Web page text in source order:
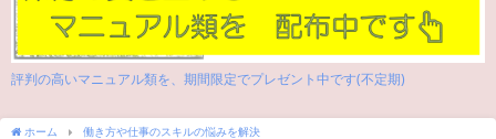
評判の高いマニュアル類を、期間限定でプレゼント中です(不定期)
ホーム 働き方や仕事のスキルの悩みを解決